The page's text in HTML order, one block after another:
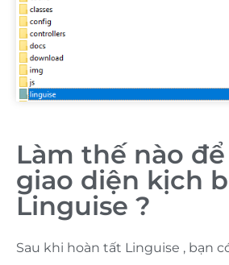
Làm thế nào
giao diện kịch
Linguise ?
Sau khi hoàn tất Linguise , bạn